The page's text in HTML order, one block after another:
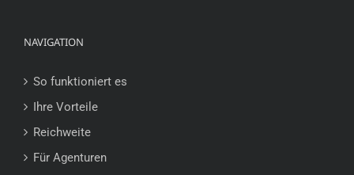
NAVIGATION
So funktioniert es
Ihre Vorteile
Reichweite
Für Agenturen